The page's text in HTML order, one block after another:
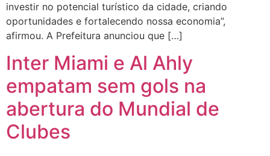
investir no potencial turístico da cidade, criando
oportunidades e fortalecendo nossa economia”,
afirmou. A Prefeitura anunciou que […]
Inter Miami e Al Ahly
empatam sem gols na
abertura do Mundial de
Clubes